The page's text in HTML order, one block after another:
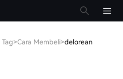
>Cara Membeli>delorean